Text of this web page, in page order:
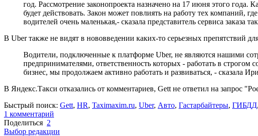
год. Рассмотрение законопроекта назначено на 17 июня этого
будет действовать. Закон может повлиять на работу тех компаний,
водителей очень маленькая,- сказала представитель сервиса заказа
В Uber также не видят в нововведении каких-то серьезных препятствий
Водители, подключенные к платформе Uber, не являются нашими
предпринимателями, ответственность которых - работать в строгом
бизнес, мы продолжаем активно работать и развиваться, -
В Яндекс.Такси отказались от комментариев, Gett не ответил на запрос
Быстрый поиск: Gett, HR, Taximaxim.ru, Uber, Авто, Гастарбайтеры, ГИБДД,
1 комментарий
Поделиться 2
Выбор редакции